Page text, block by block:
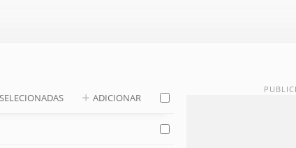
ADICIONAR